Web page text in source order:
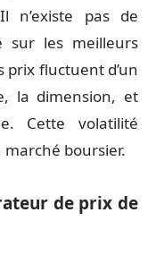
n’existe pas de
sur les meilleurs
prix fluctuent d’un
la dimension, et
Cette volatilité
boursier.
de prix de